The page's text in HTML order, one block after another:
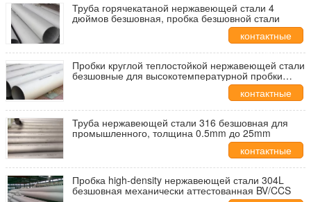
Труба горячекатаной нержавеющей стали 4
дюймов безшовная, пробка безшовной стали
контактные
данные
Пробки круглой теплостойкой нержавеющей стали
безшовные для высокотемпературной пробки
контактные
данные
Труба нержавеющей стали 316 безшовная для
промышленного, толщина 0.5mm до 25mm
контактные
данные
Пробка high-density нержавеющей стали 304L
безшовная механически аттестованная BV/CCS